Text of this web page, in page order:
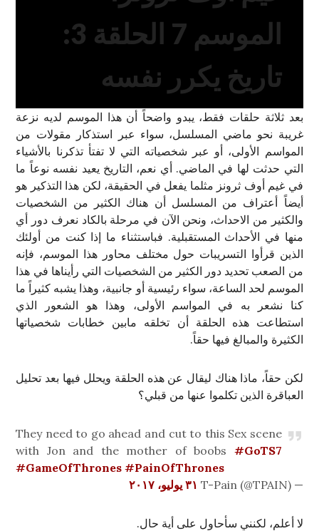
الموسم 7 الحلقة 3:
تاريخ يكرر نفسه
بعد ثلاثة حلقات فقط، يبدو واضحاً أن هذا الموسم لديه نزعة
غريبة نحو ماضي المسلسل، سواء عبر استذكار مقولات من
المواسم الأولى، أو عبر شخصياته التي لا تفتأ تذكرنا بالأشياء
التي حدثت لها في الماضي. أي نعم، التاريخ يعيد نفسه نوعاً ما
في غيم أوف ثرونز مثلما يفعل في الحقيقة، لكن هذا التذكير هو
أيضاً أعتراف من المسلسل أن هناك الكثير من الشخصيات
والكثير من الاحداث، ونحن الآن في مرحلة بالكاد نعرف دور أي
منها في الأحداث المستقبلية. فباستثناء ما إذا كنت من أولئك
الذين قرأوا التسريبات حول مختلف محاور هذا الموسم، فإنه
من الصعب تحديد دور الكثير من الشخصيات التي رأيناها في هذا
الموسم لحد الساعة، سواء رئيسية أو جانبية، وهذا يشبه كثيراً ما
كنا نشعر به في المواسم الأولى، وهذا هو الشعور الذي
استطاعت هذه الحلقة أن تخلقه مابين خطابات شخصياتها
الكثيرة والمبالغ فيها حقاً.
لكن حقاً، ماذا هناك ليقال عن هذه الحلقة ويحلل فيها بعد تحليل
العباقرة الذين تكلموا عنها من قبلي؟
They need to go ahead and cut to this Sex scene
with Jon and the mother of boobs #GoTS7
#GameOfThrones #PainOfThrones
— T-Pain (@TPAIN)
٣١ يوليو، ٢٠١٧
لا أعلم، لكنني سأحاول على أية حال.